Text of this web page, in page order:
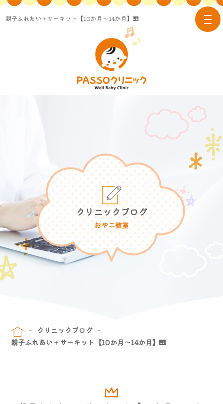
親子ふれあい＋サーキット【10か月～14か月】🎹
クリニックブログ
おやこ教室
クリニックブログ
親子ふれあい＋サーキット【10か月～14か月】🎹